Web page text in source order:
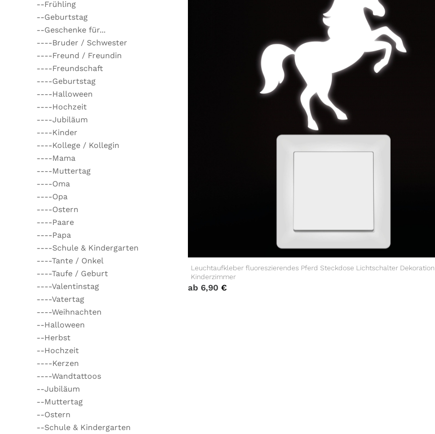
--Frühling
--Geburtstag
--Geschenke für...
----Bruder / Schwester
----Freund / Freundin
----Freundschaft
----Geburtstag
----Halloween
----Hochzeit
----Jubiläum
----Kinder
----Kollege / Kollegin
----Mama
----Muttertag
----Oma
----Opa
----Ostern
----Paare
----Papa
----Schule & Kindergarten
----Tante / Onkel
----Taufe / Geburt
----Valentinstag
----Vatertag
----Weihnachten
--Halloween
--Herbst
--Hochzeit
----Kerzen
----Wandtattoos
--Jubiläum
--Muttertag
--Ostern
--Schule & Kindergarten
Leuchtaufkleber fluoreszierendes Pferd Steckdose Lichtschalter Dekoration
Kinderzimmer
ab 6,90 €